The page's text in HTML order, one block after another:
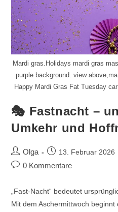
Mardi gras.Holidays mardi gras
purple background. view
Happy Mardi Gras Fat Tuesday
🎭 Fastnacht –
Umkehr und
Olga 13. Februar 2026
0 Kommentare
„Fast-Nacht“ bedeutet
Mit dem Aschermittwoch